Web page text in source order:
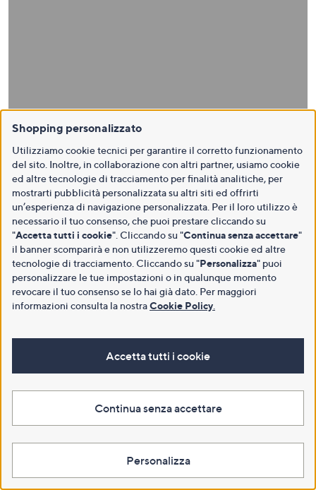
Shopping personalizzato
Utilizziamo cookie tecnici per garantire il corretto funzionamento
del sito. Inoltre, in collaborazione con altri partner, usiamo cookie
ed altre tecnologie di tracciamento per finalità analitiche, per
mostrarti pubblicità personalizzata su altri siti ed offrirti
un’esperienza di navigazione personalizzata. Per il loro utilizzo è
necessario il tuo consenso, che puoi prestare cliccando su
"Accetta tutti i cookie". Cliccando su "Continua senza accettare"
il banner scomparirà e non utilizzeremo questi cookie ed altre
tecnologie di tracciamento. Cliccando su "Personalizza" puoi
personalizzare le tue impostazioni o in qualunque momento
revocare il tuo consenso se lo hai già dato. Per maggiori
informazioni consulta la nostraCookie Policy
Accetta tutti i cookie
Continua senza accettare
Personalizza